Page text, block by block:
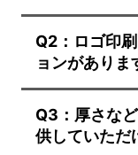
Q2：ロゴ印
ョンがありま
Q3：厚さな
供していただ